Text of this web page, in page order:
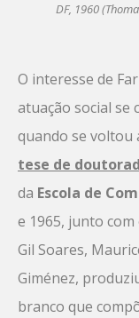
DF, 1960
O interesse de
atuação social se
quando se voltou
tese de
da Escola de
e 1965, junto
Gil Soares,
Giménez,
branco que